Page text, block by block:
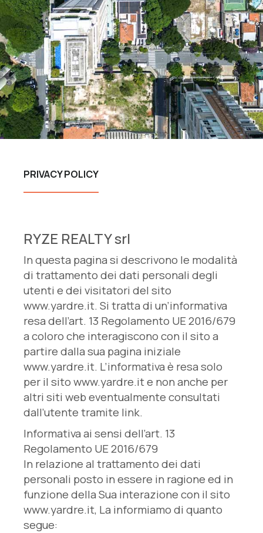
PRIVACY POLICY
RYZE REALTY srl
In questa pagina si descrivono le modalità
di trattamento dei dati personali degli
utenti e dei visitatori del sito
www.yardre.it. Si tratta di un’informativa
resa dell’art. 13 Regolamento UE 2016/679
a coloro che interagiscono con il sito a
partire dalla sua pagina iniziale
www.yardre.it. L’informativa è resa solo
per il sito www.yardre.it e non anche per
altri siti web eventualmente consultati
dall’utente tramite link.
Informativa ai sensi dell’art. 13
Regolamento UE 2016/679
In relazione al trattamento dei dati
personali posto in essere in ragione ed in
funzione della Sua interazione con il sito
www.yardre.it, La informiamo di quanto
segue: